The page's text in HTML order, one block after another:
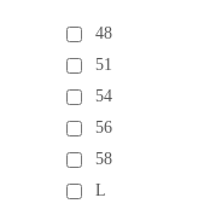
48
51
54
56
58
L